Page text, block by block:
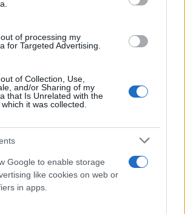
of processing my
for Targeted Advertising.
of Collection, Use,
and/or Sharing of my
that Is Unrelated with the
it was collected.
Google to enable storage
like cookies on web or
in apps.
Γερμενό: «Δεν έχει μείνει
το έφτιαξα με τα χέρια μου»